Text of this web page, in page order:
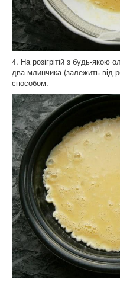
4. На розігрітій з будь-якою
два млинчика (залежить від
способом.